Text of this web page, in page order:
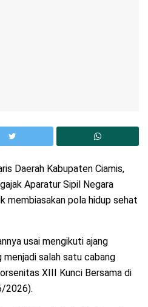
Daerah Kabupaten Ciamis,
Aparatur Sipil Negara
membiasakan pola hidup sehat
usai mengikuti ajang
menjadi salah satu cabang
XIII Kunci Bersama di
2026).